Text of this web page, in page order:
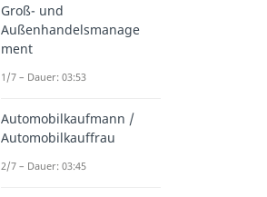
Verwaltungswirt /
Verwaltungswirtin
Dauer: 03:57
Fachangestellter für
Dauer: 02:44
Groß- und
Außenhandelsmanage
ment
1/7 – Dauer: 03:53
Automobilkaufmann /
Automobilkauffrau
2/7 – Dauer: 03:45